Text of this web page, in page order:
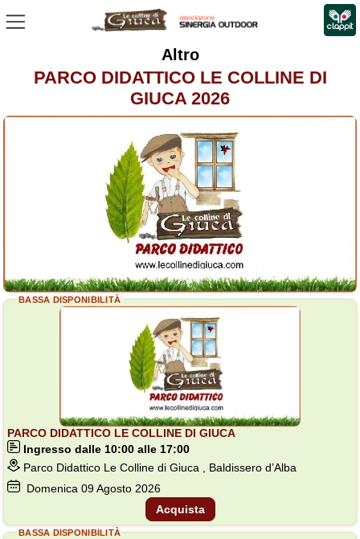
Altro
PARCO DIDATTICO LE COLLINE DI
GIUCA 2026
PARCO DIDATTICO LE COLLINE DI GIUCA
Ingresso dalle 10:00 alle 17:00
Parco Didattico Le Colline di Giuca , Baldissero d’Alba
Domenica 09Agosto 2026
BASSA DISPONIBILITÀ
Acquista
BASSA DISPONIBILITÀ